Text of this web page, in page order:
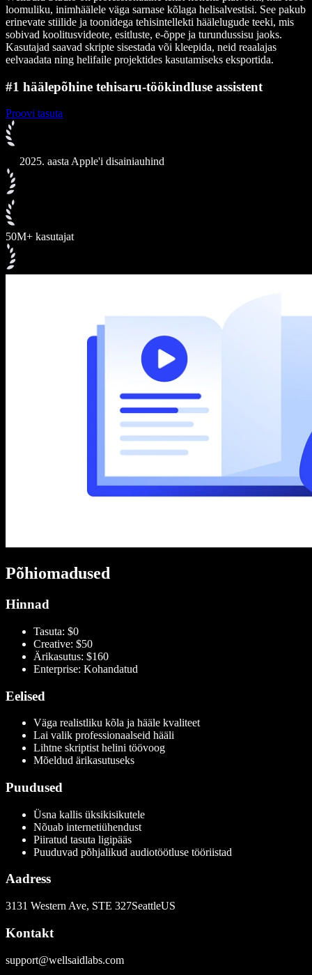
loomuliku, inimhäälele väga sarnase kõlaga helisalvestisi. See pakub
erinevate stiilide ja toonidega tehisintellekti häälelugude teeki, mis
sobivad koolitusvideote, esitluste, e-õppe ja turundussisu jaoks.
Kasutajad saavad skripte sisestada või kleepida, neid reaalajas
eelvaadata ning helifaile projektides kasutamiseks eksportida.
#1 häälepõhine tehisaru-töökindluse assistent
Proovi tasuta
2025. aasta Apple'i disainiauhind
50M+ kasutajat
Põhiomadused
Hinnad
Tasuta: $0
Creative: $50
Ärikasutus: $160
Enterprise: Kohandatud
Eelised
Väga realistliku kõla ja hääle kvaliteet
Lai valik professionaalseid hääli
Lihtne skriptist helini töövoog
Mõeldud ärikasutuseks
Puudused
Üsna kallis üksikisikutele
Nõuab internetiühendust
Piiratud tasuta ligipääs
Puuduvad põhjalikud audiotöötluse tööriistad
Aadress
3131 Western Ave, STE 327SeattleUS
Kontakt
support@wellsaidlabs.com